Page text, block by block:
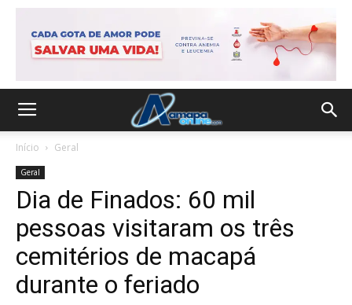
Início Geral
Geral
Dia de Finados: 60 mil
pessoas visitaram os três
cemitérios de macapá
durante o feriado